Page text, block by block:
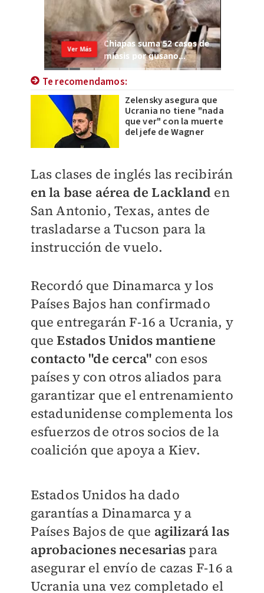
Te recomendamos:
Zelensky asegura que
Ucrania no tiene "nada
que ver" con la muerte
del jefe de Wagner
Las clases de inglés las recibirán
en la base aérea de Lackland en
San Antonio, Texas, antes de
trasladarse a Tucson para la
instrucción de vuelo.
Recordó que Dinamarca y los
Países Bajos han confirmado
que entregarán F-16 a Ucrania, y
queEstados Unidos mantiene
contacto "de cerca" con esos
países y con otros aliados para
garantizar que el entrenamiento
estadunidense complementa los
esfuerzos de otros socios de la
coalición que apoya a Kiev.
Estados Unidos ha dado
garantías a Dinamarca y a
Países Bajos de que agilizará las
aprobaciones necesarias para
asegurar el envío de cazas F-16 a
Ucrania una vez completado el